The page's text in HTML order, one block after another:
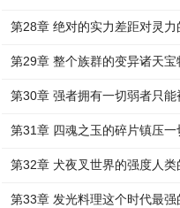
第28章 绝对的实力差距对灵力
第29章 整个族群的变异诸天宝
第30章 强者拥有一切弱者只能
第31章 四魂之玉的碎片镇压一
第32章 犬夜叉世界的强度人类
第33章 发光料理这个时代最强